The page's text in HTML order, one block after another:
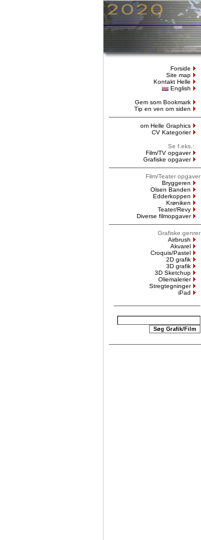
Forside
Site map
Kontakt Helle
English
Gem som Bookmark
Tip en ven om siden
om Helle Graphics
CV Kategorier
Se f.eks.:
Film/TV opgaver
Grafiske opgaver
Film/Teater opgaver
Bryggeren
Olsen Banden
Edderkoppen
Krøniken
Teater/Revy
Diverse filmopgaver
Grafiske genrer
Airbrush
Akvarel
Croquis/Pastel
2D grafik
3D grafik
3D Sketchup
Oliemalerier
Stregtegninger
iPad